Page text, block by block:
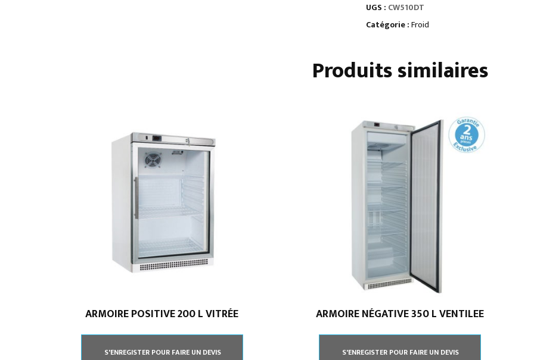
VINS
porte
•
température
UGS : CW510DT
Catégorie :Froid
Produits similaires
ARMOIRE POSITIVE 200 L VITRÉE
S'ENREGISTER POUR FAIRE UN DEVIS
ARMOIRE NÉGATIVE 350 L VENTILEE
S'ENREGISTER POUR FAIRE UN DEVIS
Spécialiste en installation pour du matériel
professionnel. Veuillez prendre contact avec nous
L’ESSENTIEL
Accueil
Mentions légales
L’entreprise
Nos actualités